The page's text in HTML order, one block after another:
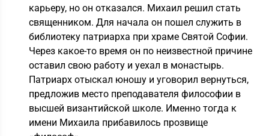
карьеру, но он отказался. Михаил решил стать
священником. Для начала он пошел служить в
библиотеку патриарха при храме Святой Софии.
Через какое-то время он по неизвестной причине
оставил свою работу и уехал в монастырь.
Патриарх отыскал юношу и уговорил вернуться,
предложив место преподавателя философии в
высшей византийской школе. Именно тогда к
имени Михаила прибавилось прозвище